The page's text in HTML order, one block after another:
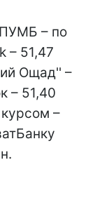
ПУМБ – по
– 51,47
Ощад'' –
– 51,40
–